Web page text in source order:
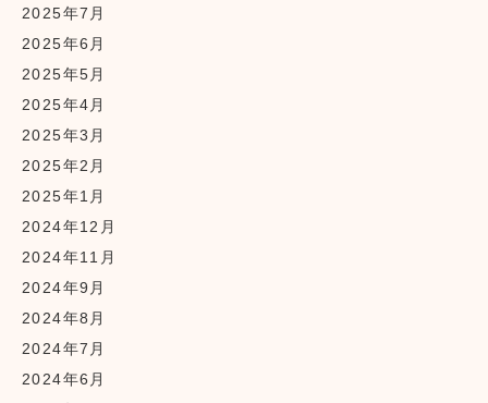
2025年7月
2025年6月
2025年5月
2025年4月
2025年3月
2025年2月
2025年1月
2024年12月
2024年11月
2024年9月
2024年8月
2024年7月
2024年6月